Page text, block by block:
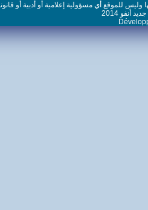
للموقع أي مسؤولية إعلامية أو أدبية أو قانونية
2014